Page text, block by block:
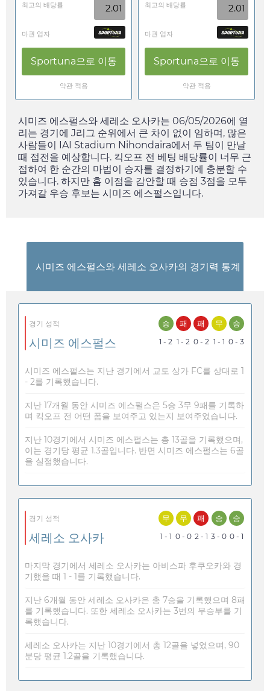
최고의 배당률 2.01
마권 업자
Sportuna으로 이동
약관 적용
최고의 배당률 2.01
마권 업자
Sportuna으로 이동
약관 적용
시미즈 에스펄스와 세레소 오사카는 06/05/2026에 열
리는 경기에 J리그 순위에서 큰 차이 없이 임하며, 많은
사람들이 IAI Stadium Nihondaira에서 두 팀이 만날
때 접전을 예상합니다. 킥오프 전 베팅 배당률이 너무 근
접하여 한 순간의 마법이 승자를 결정하기에 충분할 수
있습니다. 하지만 홈 이점을 감안할 때 승점 3점을 모두
가져갈 우승 후보는 시미즈 에스펄스입니다.
시미즈 에스펄스와 세레소 오사카의 경기력 통계
경기 성적
시미즈 에스펄스
승
1 - 2
패
1 - 2
패
0 - 2
무
1 - 1
승
0 - 3
시미즈 에스펄스는 지난 경기에서 교토 상가 FC를 상대로 1
- 2를 기록했습니다.
지난 17개월 동안 시미즈 에스펄스은 5승 3무 9패를 기록하
며 킥오프 전 어떤 폼을 보여주고 있는지 보여주었습니다.
지난 10경기에서 시미즈 에스펄스는 총 13골을 기록했으며,
이는 경기당 평균 1.3골입니다. 반면 시미즈 에스펄스는 6골
을 실점했습니다.
경기 성적
세레소 오사카
무
1 - 1
무
0 - 0
패
2 - 1
승
3 - 0
승
0 - 1
마지막 경기에서 세레소 오사카는 아비스파 후쿠오카와 경
기했을 때 1 - 1를 기록했습니다.
지난 6개월 동안 세레소 오사카은 총 7승을 기록했으며 8패
를 기록했습니다. 또한 세레소 오사카는 3번의 무승부를 기
록했습니다.
세레소 오사카는 지난 10경기에서 총 12골을 넣었으며, 90
분당 평균 1.2골을 기록했습니다.